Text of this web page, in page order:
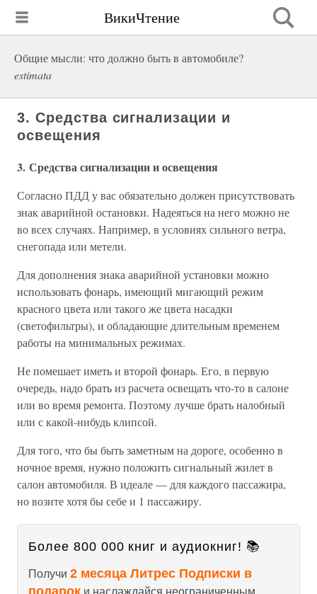
ВикиЧтение
Общие мысли: что должно быть в автомобиле?
estimata
3. Средства сигнализации и
освещения
3. Средства сигнализации и освещения
Согласно ПДД у вас обязательно должен присутствовать
знак аварийной остановки. Надеяться на него можно не
во всех случаях. Например, в условиях сильного ветра,
снегопада или метели.
Для дополнения знака аварийной установки можно
использовать фонарь, имеющий мигающий режим
красного цвета или такого же цвета насадки
(светофильтры), и обладающие длительным временем
работы на минимальных режимах.
Не помешает иметь и второй фонарь. Его, в первую
очередь, надо брать из расчета освещать что-то в салоне
или во время ремонта. Поэтому лучше брать налобный
или с какой-нибудь клипсой.
Для того, что бы быть заметным на дороге, особенно в
ночное время, нужно положить сигнальный жилет в
салон автомобиля. В идеале — для каждого пассажира,
но возите хотя бы себе и 1 пассажиру.
Более 800 000 книг и аудиокниг! 📚
Получи 2 месяца Литрес Подписки в
подарок и наслаждайся неограниченным